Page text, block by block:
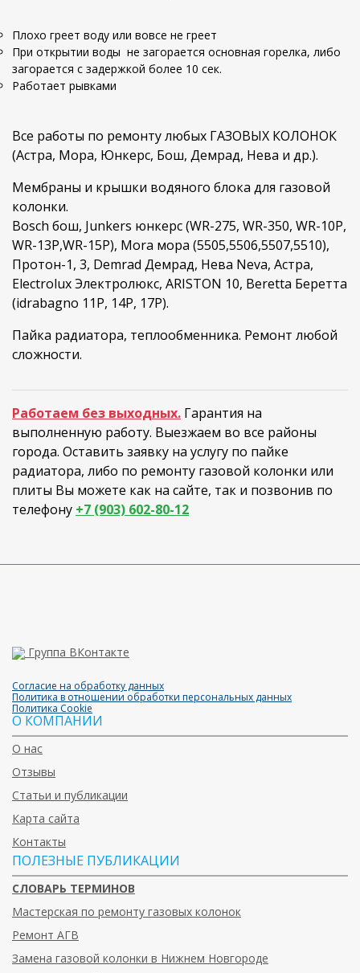
Плохо греет воду или вовсе не греет
При открытии воды не загорается основная горелка, либо
загорается с задержкой более 10 сек.
Работает рывками
Все работы по ремонту любых ГАЗОВЫХ КОЛОНОК
(Астра, Мора, Юнкерс, Бош, Демрад, Нева и др.).
Мембраны и крышки водяного блока для газовой
колонки.
Bosch бош, Junkers юнкерс (WR-275, WR-350, WR-10P,
WR-13P,WR-15P), Mora мора (5505,5506,5507,5510),
Протон-1, 3, Demrad Демрад, Нева Neva, Астра,
Electrolux Электролюкс, ARISTON 10, Beretta Беретта
(idrabagno 11P, 14P, 17P).
Пайка радиатора, теплообменника. Ремонт любой
сложности.
Работаем без выходных. Гарантия на
выполненную работу. Выезжаем во все районы
города. Оставить заявку на услугу по пайке
радиатора, либо по ремонту газовой колонки или
плиты Вы можете как на сайте, так и позвонив по
телефону +7 (903) 602-80-12
Группа ВКонтакте
Согласие на обработку данных
Политика в отношении обработки персональных данных
Политика Cookie
О КОМПАНИИ
О нас
Отзывы
Статьи и публикации
Карта сайта
Контакты
ПОЛЕЗНЫЕ ПУБЛИКАЦИИ
СЛОВАРЬ ТЕРМИНОВ
Мастерская по ремонту газовых колонок
Ремонт АГВ
Замена газовой колонки в Нижнем Новгороде